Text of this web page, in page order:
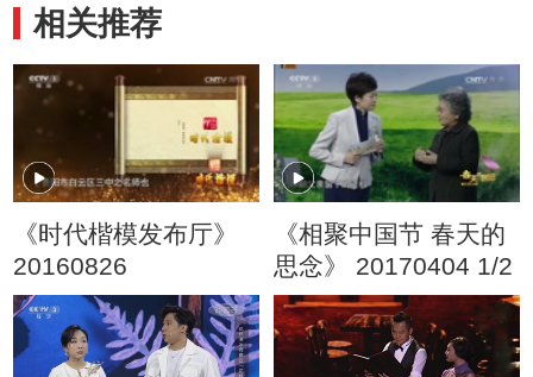
相关推荐
《时代楷模发布厅》
20160826
《相聚中国节 春天的
思念》 20170404 1/2